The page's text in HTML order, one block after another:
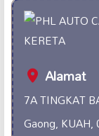
Alamat
7A TINGKAT
Gaong,